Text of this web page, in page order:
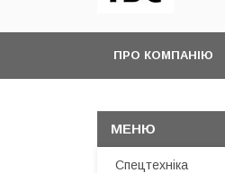
ПРО КОМПАНІЮ
Спецтехніка